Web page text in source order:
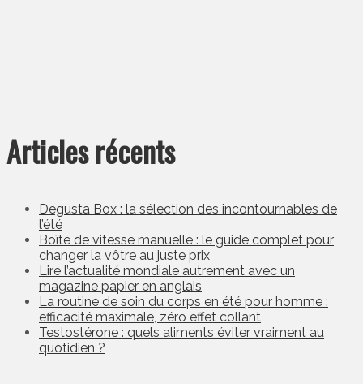
Articles récents
Degusta Box : la sélection des incontournables de
l’été
Boîte de vitesse manuelle : le guide complet pour
changer la vôtre au juste prix
Lire l’actualité mondiale autrement avec un
magazine papier en anglais
La routine de soin du corps en été pour homme :
efficacité maximale, zéro effet collant
Testostérone : quels aliments éviter vraiment au
quotidien ?